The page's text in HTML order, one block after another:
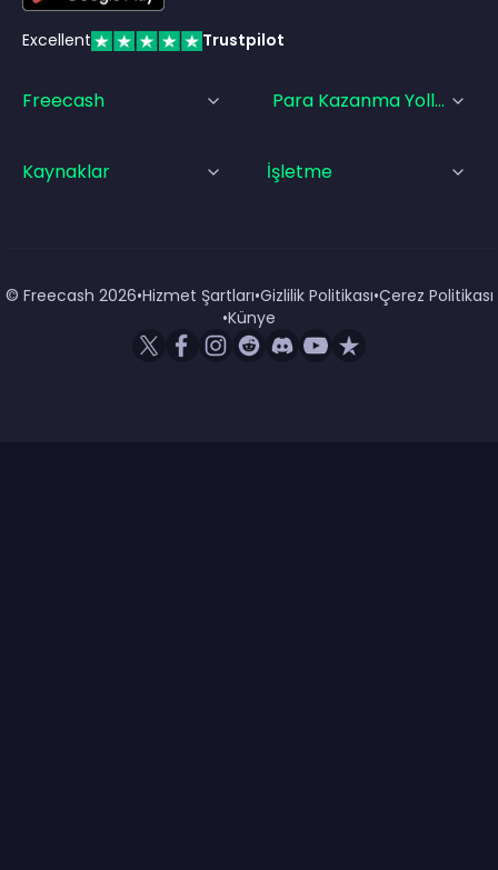
Excellent Trustpilot
Freecash Para Kazanma Yolları
Kaynaklar İşletme
© Freecash 2026•Hizmet Şartları•Gizlilik Politikası•Çerez Politikası
•Künye